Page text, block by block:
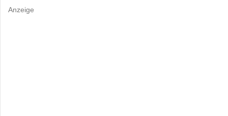
Anzeige